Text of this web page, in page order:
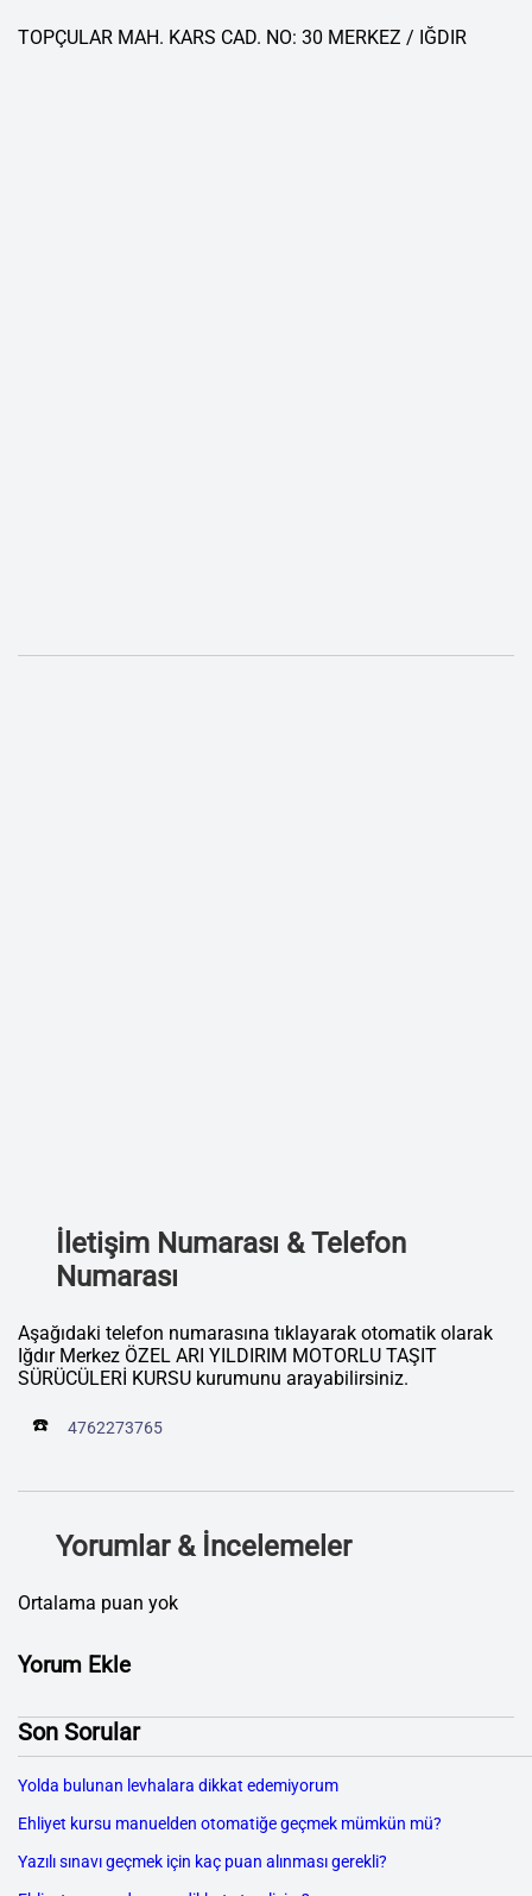
TOPÇULAR MAH. KARS CAD. NO: 30 MERKEZ / IĞDIR
İletişim Numarası & Telefon
Numarası
Aşağıdaki telefon numarasına tıklayarak otomatik olarak
Iğdır Merkez ÖZEL ARI YILDIRIM MOTORLU TAŞIT
SÜRÜCÜLERİ KURSU kurumunu arayabilirsiniz.
☎️ 4762273765
Yorumlar & İncelemeler
Ortalama puan yok
Yorum Ekle
Son Sorular
Yolda bulunan levhalara dikkat edemiyorum
Ehliyet kursu manuelden otomatiğe geçmek mümkün mü?
Yazılı sınavı geçmek için kaç puan alınması gerekli?